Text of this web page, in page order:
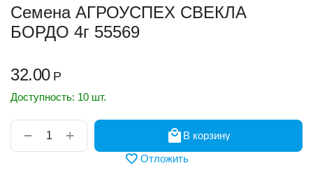
Семена АГРОУСПЕХ СВЕКЛА
БОРДО 4г 55569
32.00 Р
Доступность: 10 шт.
+
−
В корзину
Отложить